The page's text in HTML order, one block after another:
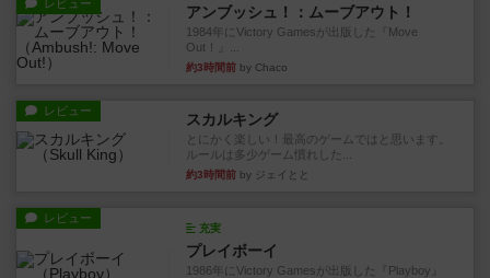
レビュー アンブッシュ！：ムーブアウト！
1984年にVictory Gamesが出版した『Move
Out！』...
約3時間前 by Chaco
レビュー スカルキング
とにかく楽しい！最高のゲームではと思います。
ルールは多少ゲーム慣れした...
約3時間前 by ジェイとと
レビュー
充実
プレイボーイ
1986年にVictory Gamesが出版した『Playboy』